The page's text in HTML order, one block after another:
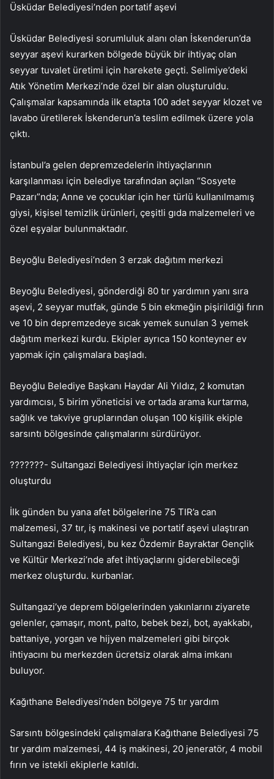
Üsküdar Belediyesi’nden portatif aşevi
Üsküdar Belediyesi sorumluluk alanı olan İskenderun’da
seyyar aşevi kurarken bölgede büyük bir ihtiyaç olan
seyyar tuvalet üretimi için harekete geçti. Selimiye’deki
Atık Yönetim Merkezi’nde özel bir alan oluşturuldu.
Çalışmalar kapsamında ilk etapta 100 adet seyyar klozet ve
lavabo üretilerek İskenderun’a teslim edilmek üzere yola
çıktı.
İstanbul’a gelen depremzedelerin ihtiyaçlarının
karşılanması için belediye tarafından açılan “Sosyete
Pazarı”nda; Anne ve çocuklar için her türlü kullanılmamış
giysi, kişisel temizlik ürünleri, çeşitli gıda malzemeleri ve
özel eşyalar bulunmaktadır.
Beyoğlu Belediyesi’nden 3 erzak dağıtım merkezi
Beyoğlu Belediyesi, gönderdiği 80 tır yardımın yanı sıra
aşevi, 2 seyyar mutfak, günde 5 bin ekmeğin pişirildiği fırın
ve 10 bin depremzedeye sıcak yemek sunulan 3 yemek
dağıtım merkezi kurdu. Ekipler ayrıca 150 konteyner ev
yapmak için çalışmalara başladı.
Beyoğlu Belediye Başkanı Haydar Ali Yıldız, 2 komutan
yardımcısı, 5 birim yöneticisi ve ortada arama kurtarma,
sağlık ve takviye gruplarından oluşan 100 kişilik ekiple
sarsıntı bölgesinde çalışmalarını sürdürüyor.
???????- Sultangazi Belediyesi ihtiyaçlar için merkez
oluşturdu
İlk günden bu yana afet bölgelerine 75 TIR’a can
malzemesi, 37 tır, iş makinesi ve portatif aşevi ulaştıran
Sultangazi Belediyesi, bu kez Özdemir Bayraktar Gençlik
ve Kültür Merkezi’nde afet ihtiyaçlarını giderebileceği
merkez oluşturdu. kurbanlar.
Sultangazi’ye deprem bölgelerinden yakınlarını ziyarete
gelenler, çamaşır, mont, palto, bebek bezi, bot, ayakkabı,
battaniye, yorgan ve hijyen malzemeleri gibi birçok
ihtiyacını bu merkezden ücretsiz olarak alma imkanı
buluyor.
Kağıthane Belediyesi’nden bölgeye 75 tır yardım
Sarsıntı bölgesindeki çalışmalara Kağıthane Belediyesi 75
tır yardım malzemesi, 44 iş makinesi, 20 jeneratör, 4 mobil
fırın ve istekli ekiplerle katıldı.